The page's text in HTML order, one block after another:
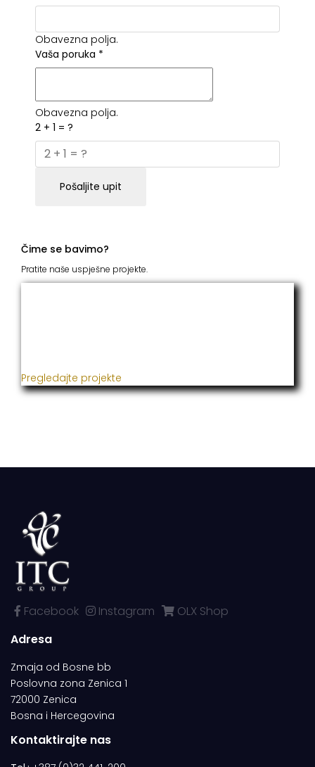
Obavezna polja.
Vaša poruka *
Obavezna polja.
2 + 1 = ?
Pošaljite upit
Čime se bavimo?
Pratite naše uspješne projekte.
Pregledajte projekte
Facebook Instagram
OLX Shop
Adresa
Zmaja od Bosne bb
Poslovna zona Zenica 1
72000 Zenica
Bosna i Hercegovina
Kontaktirajte nas